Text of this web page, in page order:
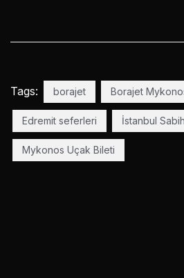
Tags: borajet Borajet
Edremit seferleri İstanbul
Mykonos Uçak Bileti